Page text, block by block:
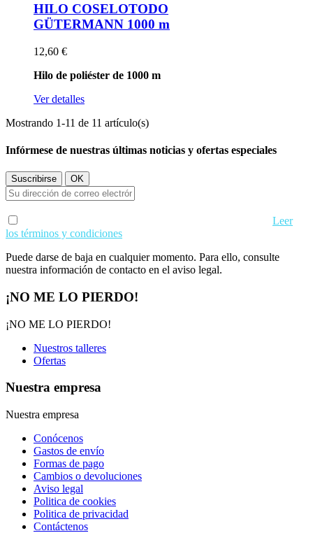
HILO COSELOTODO
GÜTERMANN 1000 m
12,60 €
Hilo de poliéster de 1000 m
Ver detalles
Mostrando 1-11 de 11 artículo(s)
Infórmese de nuestras últimas noticias y ofertas especiales
Leer
los términos y condiciones
Puede darse de baja en cualquier momento. Para ello, consulte
nuestra información de contacto en el aviso legal.
¡NO ME LO PIERDO!
¡NO ME LO PIERDO!
Nuestros talleres
Ofertas
Nuestra empresa
Nuestra empresa
Conócenos
Gastos de envío
Formas de pago
Cambios o devoluciones
Aviso legal
Politica de cookies
Politica de privacidad
Contáctenos